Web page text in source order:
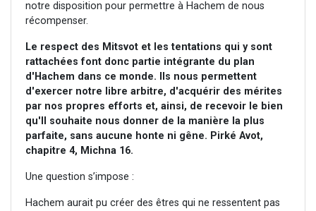
notre disposition pour permettre à Hachem de nous
récompenser.
Le respect des Mitsvot et les tentations qui y sont
rattachées font donc partie intégrante du plan
d'Hachem dans ce monde. Ils nous permettent
d'exercer notre libre arbitre, d'acquérir des mérites
par nos propres efforts et, ainsi, de recevoir le bien
qu'Il souhaite nous donner de la manière la plus
parfaite, sans aucune honte ni gêne. Pirké Avot,
chapitre 4, Michna 16.
Une question s’impose :
Hachem aurait pu créer des êtres qui ne ressentent pas